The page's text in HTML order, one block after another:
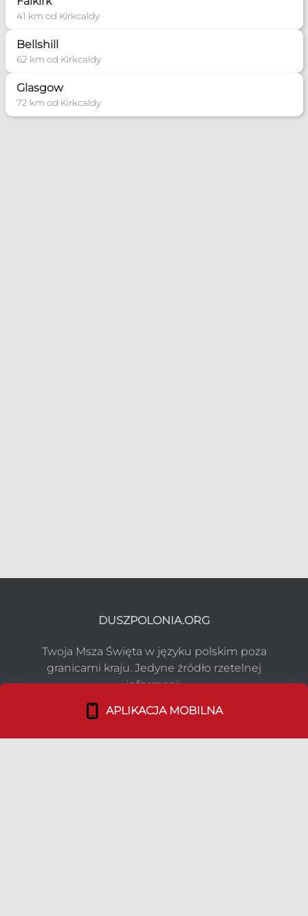
41 km od Kirkcaldy
Bellshill
62 km od Kirkcaldy
Glasgow
72 km od Kirkcaldy
DUSZPOLONIA.ORG
Twoja Msza Święta w języku polskim poza
granicami kraju. Jedyne źródło rzetelnej
informacji.
APLIKACJA MOBILNA